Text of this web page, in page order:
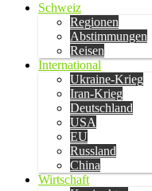
Schweiz
Regionen
Abstimmungen
Reisen
International
Ukraine-Krieg
Iran-Krieg
Deutschland
USA
EU
Russland
China
Wirtschaft